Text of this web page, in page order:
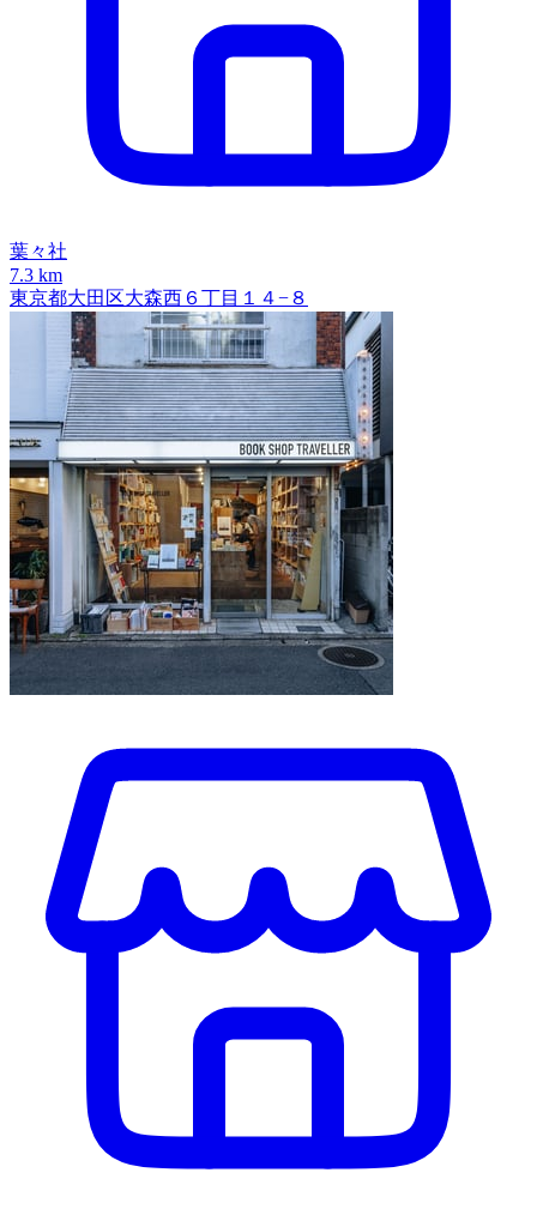
葉々社
7.3 km
東京都大田区大森西６丁目１４−８